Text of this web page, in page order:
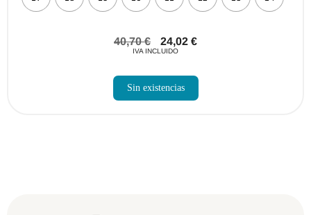
40,70€ 24,02 €
IVA INCLUIDO
Sin existencias